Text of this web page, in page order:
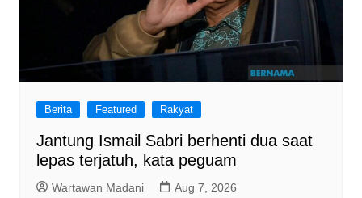
Berita Featured Rakyat
Jantung Ismail Sabri berhenti dua saat
lepas terjatuh, kata peguam
Wartawan Madani Aug 7, 2026